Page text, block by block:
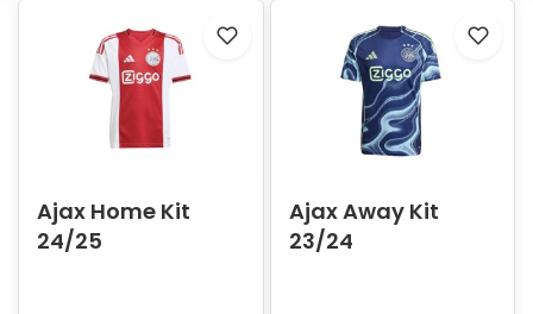
Ajax Home Kit
24/25
Ajax Away Kit
23/24